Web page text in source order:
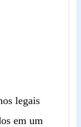
legais
em um